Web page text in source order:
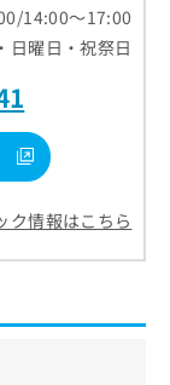
14:00～17:00
日曜日・祝祭日
ク情報はこちら